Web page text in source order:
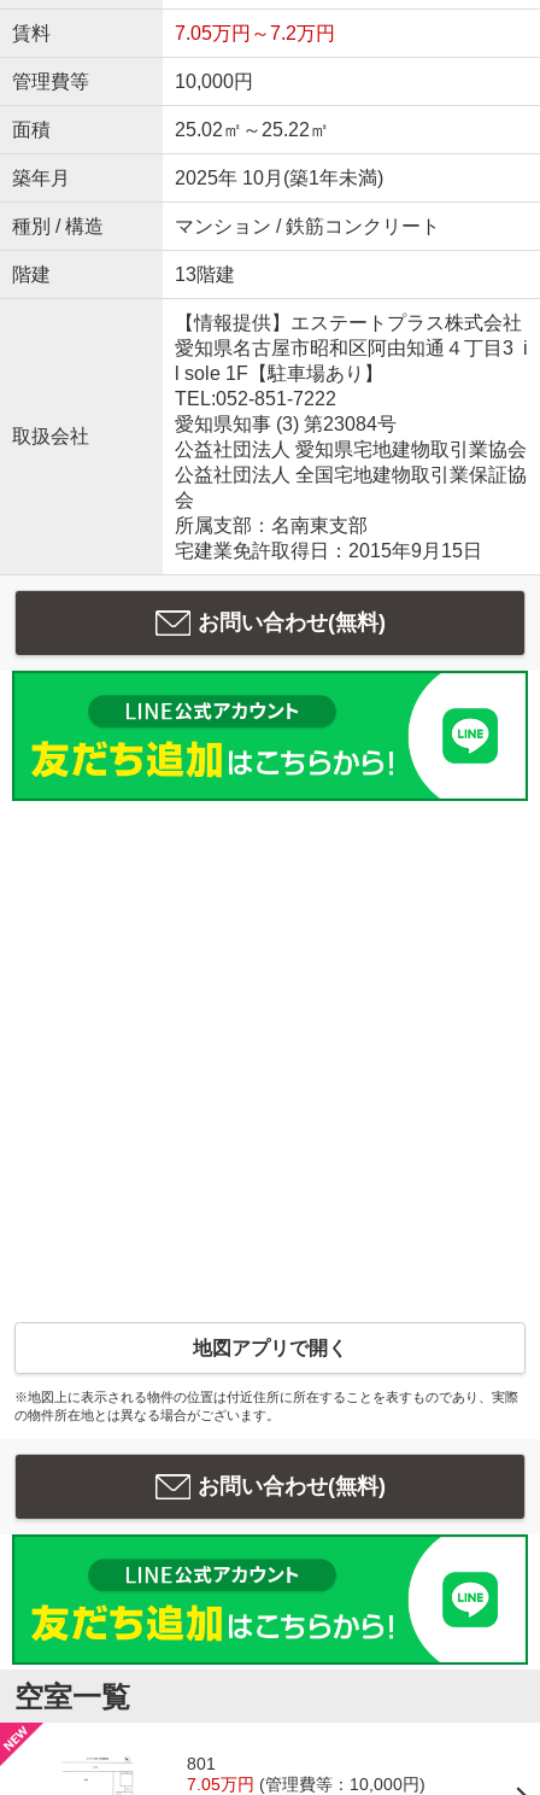
賃料 7.05万円～7.2万円
管理費等 10,000円
面積 25.02㎡～25.22㎡
築年月 2025年 10月(築1年未満)
種別 / 構造 マンション / 鉄筋コンクリート
階建 13階建
取扱会社
【情報提供】エステートプラス株式会社
愛知県名古屋市昭和区阿由知通４丁目3 i
l sole 1F【駐車場あり】
TEL:052-851-7222
愛知県知事 (3) 第23084号
公益社団法人 愛知県宅地建物取引業協会
公益社団法人 全国宅地建物取引業保証協
会
所属支部：名南東支部
宅建業免許取得日：2015年9月15日
お問い合わせ(無料)
地図アプリで開く
※地図上に表示される物件の位置は付近住所に所在することを表すものであり、実際
の物件所在地とは異なる場合がございます。
お問い合わせ(無料)
空室一覧
801
7.05万円 (管理費等：10,000円)